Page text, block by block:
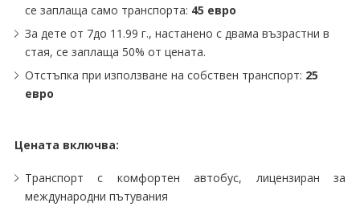
се заплаща само транспорта: 45 евро
Зa дете от 7до 11.99 г., настанено с двама възрастни в
стая, се заплаща 50% от цената.
Отстъпка при използване на собствен транспорт: 25
евро
Цената включва:
Транспорт с комфортен автобус, лицензиран за
международни пътувания